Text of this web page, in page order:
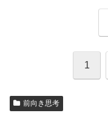
1
前向き思考